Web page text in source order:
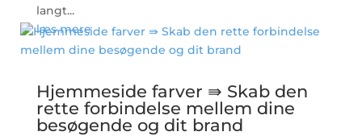
langt...
læs mere
Hjemmeside farver ⇛ Skab den
rette forbindelse mellem dine
besøgende og dit brand